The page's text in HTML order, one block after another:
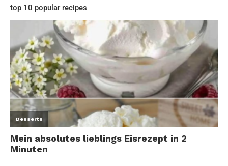
top 10 popular recipes